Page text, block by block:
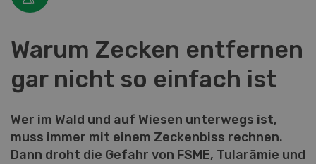
Warum Zecken entfernen
gar nicht so einfach ist
Wer im Wald und auf Wiesen unterwegs ist,
muss immer mit einem Zeckenbiss rechnen.
Dann droht die Gefahr von FSME, Tularämie und